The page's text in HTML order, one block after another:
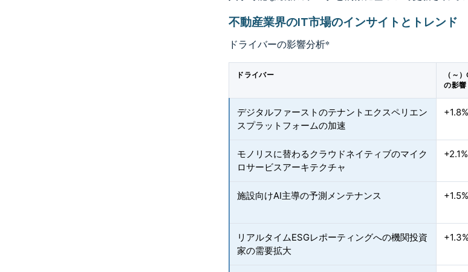
不動産業界のIT市場のインサイトとトレンド
ドライバーの影響分析*
ドライバー
（～
の影響
デジタルファーストのテナントエクスペリエン
スプラットフォームの加速
+1.8%
モノリスに替わるクラウドネイティブのマイク
ロサービスアーキテクチャ
+2.1%
施設向けAI主導の予測メンテナンス +1.5%
リアルタイムESGレポーティングへの機関投資
家の需要拡大
+1.3%